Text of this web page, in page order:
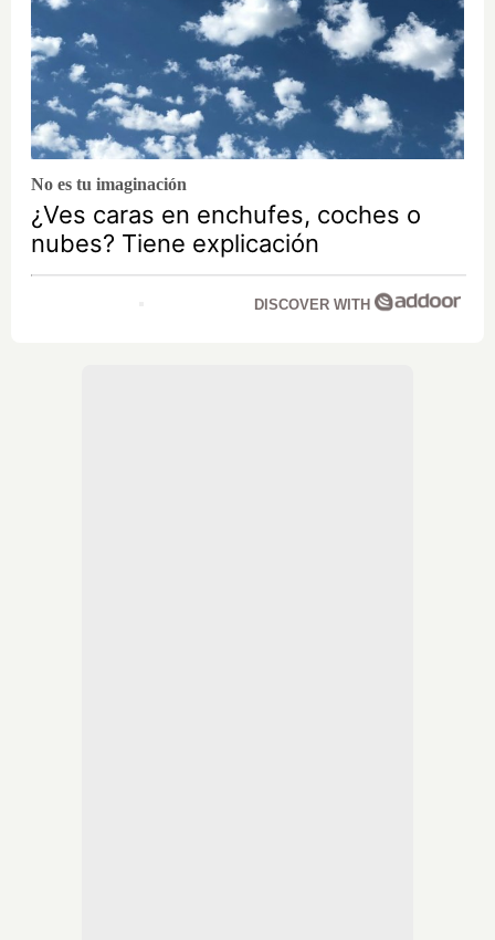
No es tu imaginación
¿Ves caras en enchufes, coches o
nubes? Tiene explicación
DISCOVER WITH